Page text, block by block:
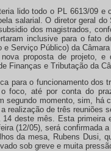
lido todo o PL 6613/09
salarial. O diretor geral
dos magistrados,
inclusive para o fato
e Serviço Público) da
proposta de projeto,
Finanças e Tributação da
para o funcionamento
foco, até por conta do
segundo momento, sim,
realização de três
14 deste mês. Esta
(12/05), será
da mesa, Rubens Dusi,
sob greve e muita